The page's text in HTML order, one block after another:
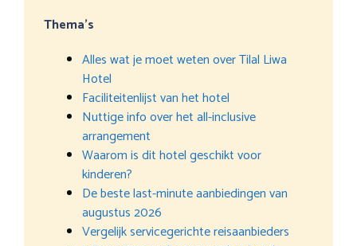
Thema’s
Alles wat je moet weten over Tilal Liwa
Hotel
Faciliteitenlijst van het hotel
Nuttige info over het all-inclusive
arrangement
Waarom is dit hotel geschikt voor
kinderen?
De beste last-minute aanbiedingen van
augustus 2026
Vergelijk servicegerichte reisaanbieders